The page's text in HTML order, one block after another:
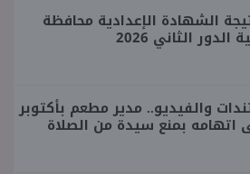
الشهادة الإعدادية محافظة
الدور الثاني 2026
والفيديو.. مدير مطعم بأكتوبر
اتهامه بمنع سيدة من الصلاة